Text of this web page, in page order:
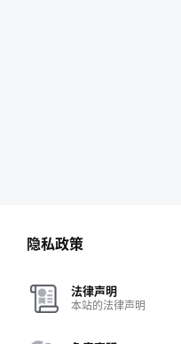
隐私政策
法律声明
本站的法律声明